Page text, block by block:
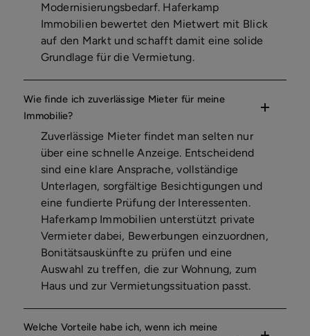
Modernisierungsbedarf. Haferkamp
Immobilien bewertet den Mietwert mit Blick
auf den Markt und schafft damit eine solide
Grundlage für die Vermietung.
Wie finde ich zuverlässige Mieter für meine
Immobilie?
Zuverlässige Mieter findet man selten nur
über eine schnelle Anzeige. Entscheidend
sind eine klare Ansprache, vollständige
Unterlagen, sorgfältige Besichtigungen und
eine fundierte Prüfung der Interessenten.
Haferkamp Immobilien unterstützt private
Vermieter dabei, Bewerbungen einzuordnen,
Bonitätsauskünfte zu prüfen und eine
Auswahl zu treffen, die zur Wohnung, zum
Haus und zur Vermietungssituation passt.
Welche Vorteile habe ich, wenn ich meine